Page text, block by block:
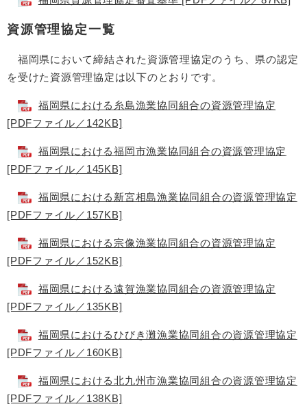
資源管理協定一覧
福岡県において締結された資源管理協定のうち、県の認定
を受けた資源管理協定は以下のとおりです。
福岡県における糸島漁業協同組合の資源管理協定
[PDFファイル／142KB]
福岡県における福岡市漁業協同組合の資源管理協定
[PDFファイル／145KB]
福岡県における新宮相島漁業協同組合の資源管理協定
[PDFファイル／157KB]
福岡県における宗像漁業協同組合の資源管理協定
[PDFファイル／152KB]
福岡県における遠賀漁業協同組合の資源管理協定
[PDFファイル／135KB]
福岡県におけるひびき灘漁業協同組合の資源管理協定
[PDFファイル／160KB]
福岡県における北九州市漁業協同組合の資源管理協定
[PDFファイル／138KB]